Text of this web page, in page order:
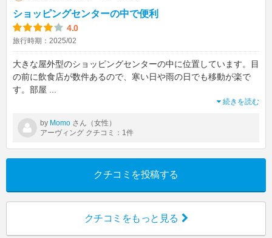
ショッピングセンターの中で便利
4.0
旅行時期：2025/02
大きな屋外型のショッピングセンターの中に位置しています。目
の前に飲食店が数件あるので、寒い日や雨の日でも移動が楽で
す。部屋
続きを読む
by Momo さん（女性）
アーヴィング クチコミ：1件
クチコミを投稿する
クチコミをもっと見る